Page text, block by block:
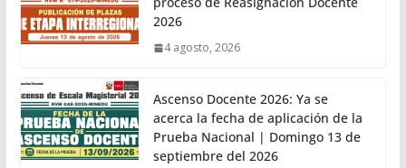
2026
4 agosto, 2026
Ascenso Docente 2026: Ya se
acerca la fecha de aplicación de la
Prueba Nacional | Domingo 13 de
septiembre del 2026